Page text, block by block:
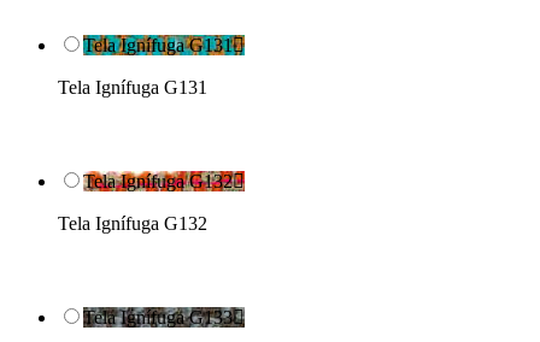
Tela Ignífuga G131
Tela Ignífuga G131
Tela Ignífuga G132
Tela Ignífuga G132
Tela Ignífuga G133